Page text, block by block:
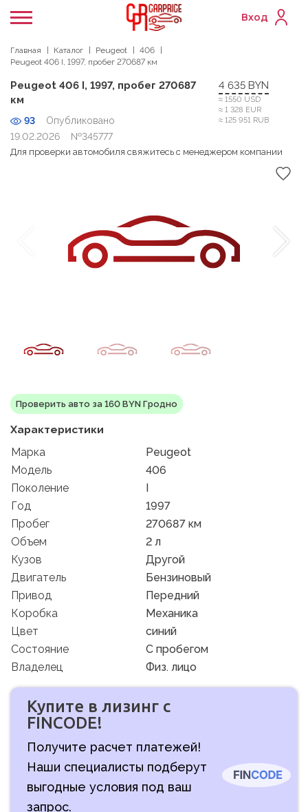
Вход
Главная Каталог Peugeot
406
Peugeot 406 I, 1997, пробег 270687 км
Peugeot 406 I, 1997, пробег 270687
км
93
Опубликовано
19.02.2026
№345777
4 635 BYN
≈ 1550 USD
≈ 1 328 EUR
≈ 125 951 RUB
Для проверки автомобиля свяжитесь с менеджером компании
Проверить авто за 160 BYN Гродно
Характеристики
Марка
Peugeot
Модель
406
Поколение
I
Год
1997
Пробег
270687 км
Объем
2 л
Кузов
Другой
Двигатель
Бензиновый
Привод
Передний
Коробка
Механика
Цвет
синий
Состояние
C пробегом
Владелец
Физ. лицо
Купите в лизинг с
FINCODE!
Получите расчет платежей!
Наши специалисты подберут
выгодные условия под ваш
запрос.